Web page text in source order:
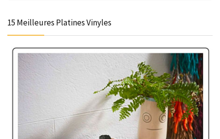
15 Meilleures Platines Vinyles